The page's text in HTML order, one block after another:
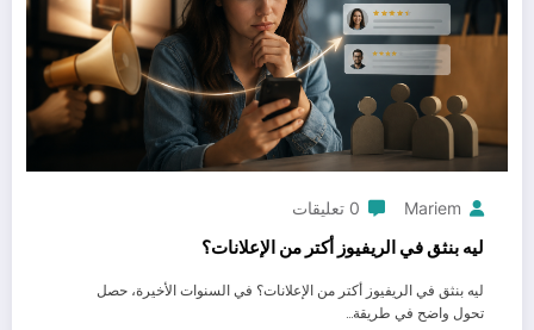
Mariem 0 تعليقات
ليه بنثق في الريفيوز أكتر من الإعلانات؟
ليه بنثق في الريفيوز أكتر من الإعلانات؟ في السنوات الأخيرة، حصل
تحول واضح في طريقة…